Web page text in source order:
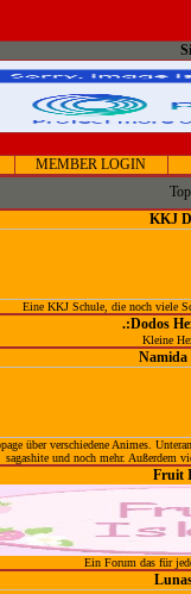
MEMBER LOGIN
KKJ
Eine KKJ Schule, die noch viele
.:Dodos
Kleine
Namida
über verschiedene Animes.
sagashite und noch mehr. Außerdem
Fruit
Ein Forum das für